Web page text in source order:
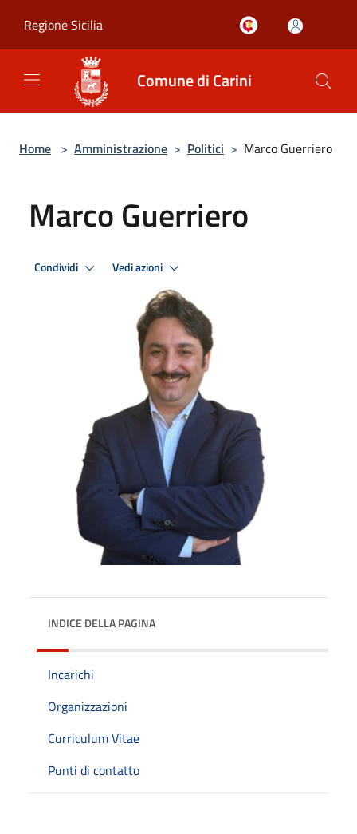
Regione Sicilia
Comune di Carini
Home > Amministrazione > Politici > Marco Guerriero
Marco Guerriero
Condividi Vedi azioni
INDICE DELLA PAGINA
Incarichi
Organizzazioni
Curriculum Vitae
Punti di contatto